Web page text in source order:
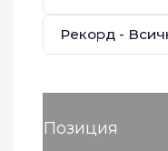
Позиция